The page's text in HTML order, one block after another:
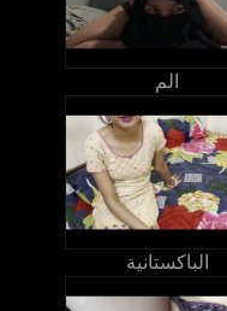
الم
الباكستانية